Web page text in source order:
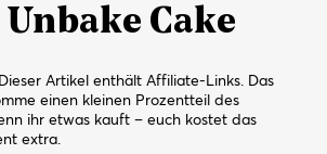
Cake
Artikel enthält Affiliate-Links. Das
einen kleinen Prozentteil des
ihr etwas kauft – euch kostet das
extra.